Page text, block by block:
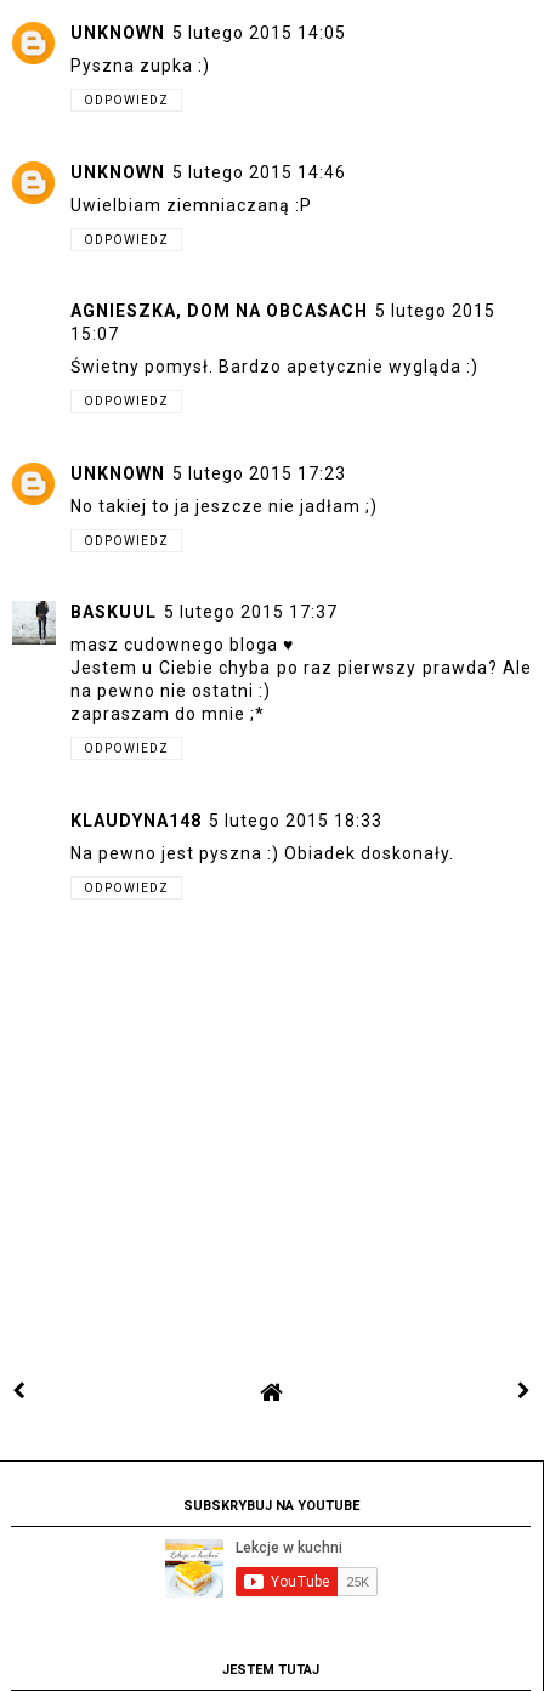
UNKNOWN
5 lutego 2015 14:05
Pyszna zupka :)
ODPOWIEDZ
UNKNOWN 5 lutego 2015 14:46
Uwielbiam ziemniaczaną :P
ODPOWIEDZ
AGNIESZKA, DOM NA OBCASACH
5 lutego 2015
15:07
Świetny pomysł. Bardzo apetycznie wygląda :)
ODPOWIEDZ
UNKNOWN 5 lutego 2015 17:23
No takiej to ja jeszcze nie jadłam ;)
ODPOWIEDZ
BASKUUL 5 lutego 2015 17:37
masz cudownego bloga ♥
Jestem u Ciebie chyba po raz pierwszy prawda? Ale
na pewno nie ostatni :)
zapraszam do mnie ;*
ODPOWIEDZ
KLAUDYNA148 5 lutego 2015 18:33
Na pewno jest pyszna :) Obiadek doskonały.
ODPOWIEDZ
SUBSKRYBUJ NA YOUTUBE
JESTEM TUTAJ